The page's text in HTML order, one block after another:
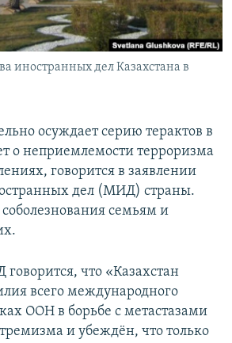
иностранных дел Казахстана в
осуждает серию терактов в
о неприемлемости терроризма
говорится в заявлении
дел (МИД) страны.
семьям и
что «Казахстан
всего международного
ООН в борьбе с метастазами
и убеждён, что только